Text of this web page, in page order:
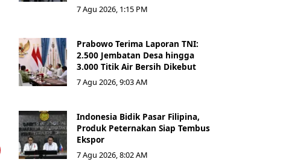
7 Agu 2026, 1:15 PM
Prabowo Terima Laporan TNI:
2.500 Jembatan Desa hingga
3.000 Titik Air Bersih Dikebut
7 Agu 2026, 9:03 AM
Indonesia Bidik Pasar Filipina,
Produk Peternakan Siap Tembus
Ekspor
7 Agu 2026, 8:02 AM